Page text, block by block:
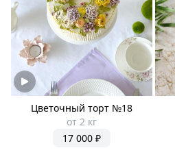
Цветочный торт №18
от 2 кг
17 000 ₽